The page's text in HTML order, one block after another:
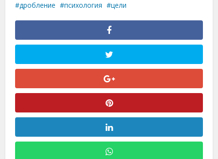
дробление психология цели